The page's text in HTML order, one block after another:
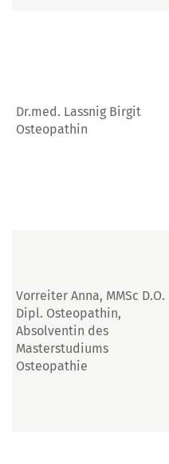
Dr.med. Lassnig Birgit
Osteopathin
Vorreiter Anna, MMSc D.O.
Dipl. Osteopathin,
Absolventin des
Masterstudiums
Osteopathie